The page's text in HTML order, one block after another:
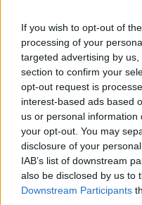
If you wish to opt-out of
processing of your
targeted advertising by
section to confirm your
opt-out request is
interest-based ads based
us or personal
your opt-out. You may
disclosure of your
IAB’s list of downstream
also be disclosed by us to
Downstream Participants
Agyzsibbasztó percek
BAYER ZSOLT: HA
MIKLÓS MELEGEK,
2021. október. 18. 19:37
Nem mindennapi logikát
AUSZTRIÁBAN A
INKÁBB
GYERMEKEK
LMBTQ-KÉRDÉST
2021. július. 30. 11:57
Orbán Viktor szerint